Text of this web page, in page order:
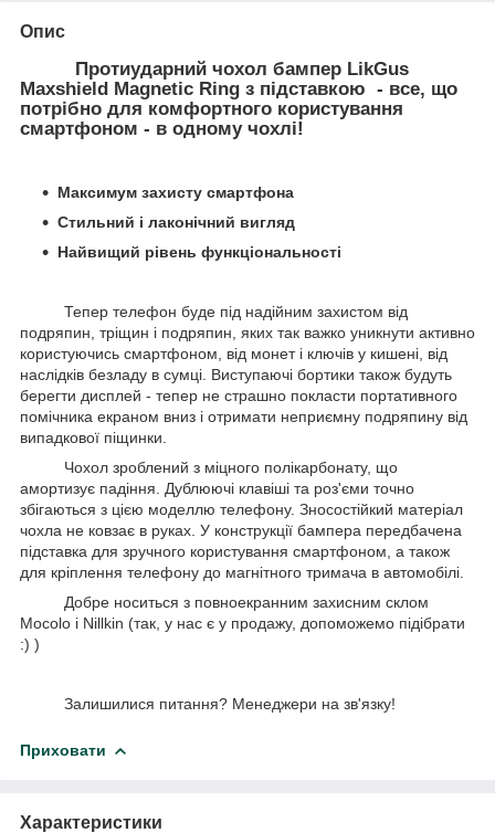
Опис
Протиударний чохол бампер LikGus
Maxshield Magnetic Ring з підставкою - все, що
потрібно для комфортного користування
смартфоном - в одному чохлі!
Максимум захисту смартфона
Стильний і лаконічний вигляд
Найвищий рівень функціональності
Тепер телефон буде під надійним захистом від
подряпин, тріщин і подряпин, яких так важко уникнути активно
користуючись смартфоном, від монет і ключів у кишені, від
наслідків безладу в сумці. Виступаючі бортики також будуть
берегти дисплей - тепер не страшно покласти портативного
помічника екраном вниз і отримати неприємну подряпину від
випадкової піщинки.
Чохол зроблений з міцного полікарбонату, що
амортизує падіння. Дублюючі клавіші та роз'єми точно
збігаються з цією моделлю телефону. Зносостійкий матеріал
чохла не ковзає в руках. У конструкції бампера передбачена
підставка для зручного користування смартфоном, а також
для кріплення телефону до магнітного тримача в автомобілі.
Добре носиться з повноекранним захисним склом
Mocolo і Nillkin (так, у нас є у продажу, допоможемо підібрати
:) )
Залишилися питання? Менеджери на зв'язку!
Приховати
Характеристики